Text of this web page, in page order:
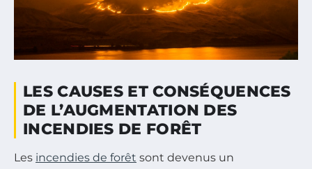
LES CAUSES ET CONSÉQUENCES
DE L’AUGMENTATION DES
INCENDIES DE FORÊT
Les incendies de forêt sont devenus un